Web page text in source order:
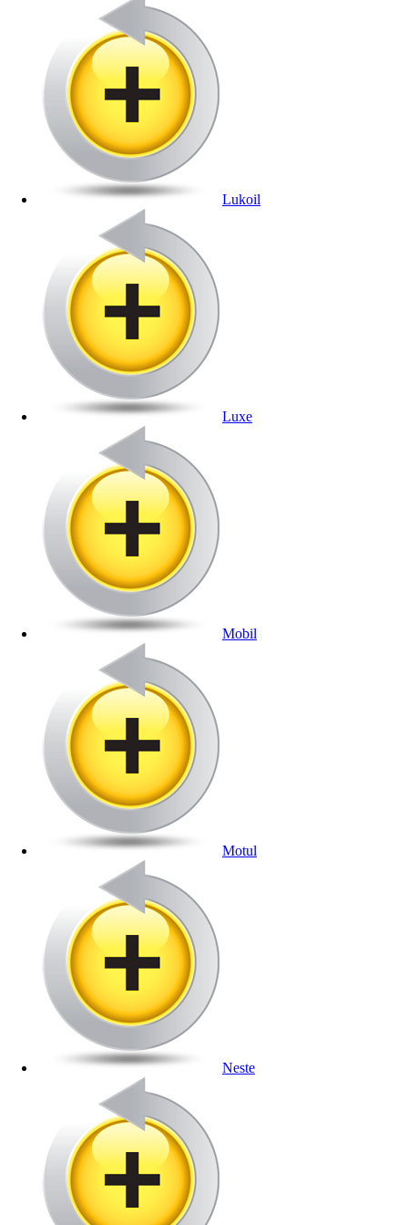
Lukoil
Luxe
Mobil
Motul
Neste